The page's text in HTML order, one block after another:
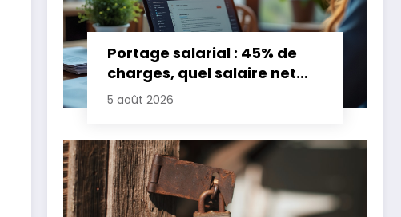
Portage salarial : 45% de
charges, quel salaire net
pour un TJM de 500 euros ?
5 août 2026